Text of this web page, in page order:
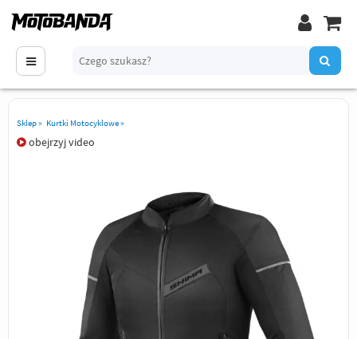
Sklep» Kurtki Motocyklowe»
obejrzyj video